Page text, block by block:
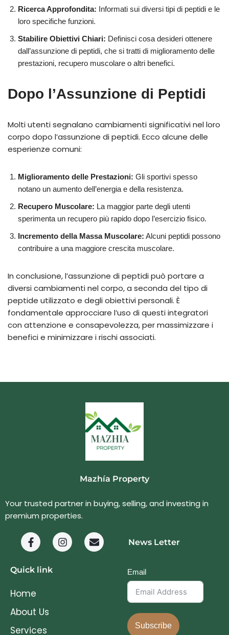
Ricerca Approfondita: Informati sui diversi tipi di peptidi e le
loro specifiche funzioni.
Stabilire Obiettivi Chiari: Definisci cosa desideri ottenere
dall’assunzione di peptidi, che si tratti di miglioramento delle
prestazioni, recupero muscolare o altri benefici.
Dopo l’Assunzione di Peptidi
Molti utenti segnalano cambiamenti significativi nel loro
corpo dopo l’assunzione di peptidi. Ecco alcune delle
esperienze comuni:
Miglioramento delle Prestazioni: Gli sportivi spesso
notano un aumento dell’energia e della resistenza.
Recupero Muscolare: La maggior parte degli utenti
sperimenta un recupero più rapido dopo l’esercizio fisico.
Incremento della Massa Muscolare: Alcuni peptidi possono
contribuire a una maggiore crescita muscolare.
In conclusione, l’assunzione di peptidi può portare a
diversi cambiamenti nel corpo, a seconda del tipo di
peptide utilizzato e degli obiettivi personali. È
fondamentale approcciare l’uso di questi integratori
con attenzione e consapevolezza, per massimizzare i
benefici e minimizzare i rischi associati.
Mazhía Property
Your trusted partner in buying, selling, and investing in
premium properties.
Quick link
Home
About Us
Services
News Letter
Email
Subscribe